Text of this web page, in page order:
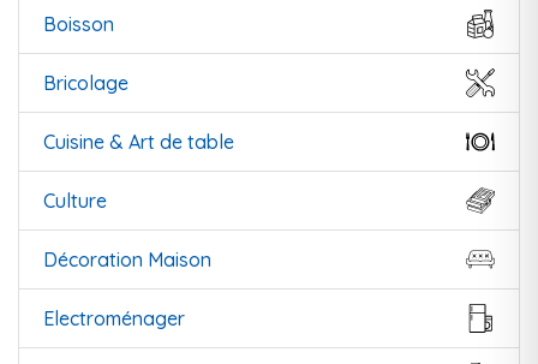
Boisson
Bricolage
Cuisine & Art de table
Culture
Décoration Maison
Electroménager